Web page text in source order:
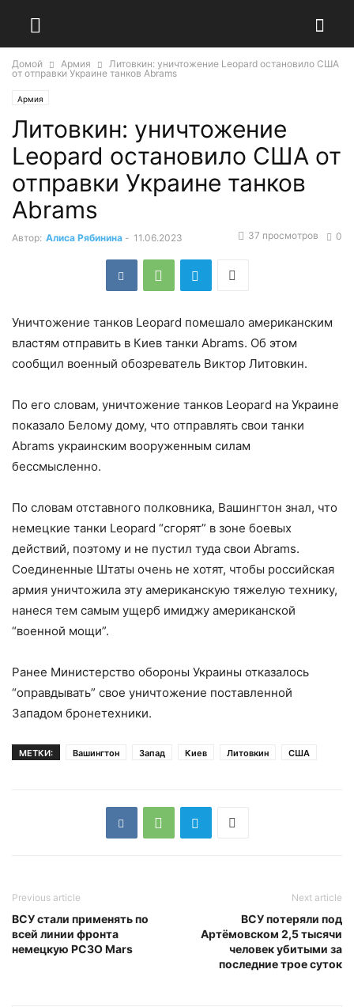
Домой Армия
Литовкин: уничтожение Leopard остановило США
от отправки Украине танков Abrams
Армия
Литовкин: уничтожение
Leopard остановило США от
отправки Украине танков
Abrams
Автор: Алиса Рябинина - 11.06.2023 0
37 просмотров
Уничтожение танков Leopard помешало американским
властям отправить в Киев танки Abrams. Об этом
сообщил военный обозреватель Виктор Литовкин.
По его словам, уничтожение танков Leopard на Украине
показало Белому дому, что отправлять свои танки
Abrams украинским вооруженным силам
бессмысленно.
По словам отставного полковника, Вашингтон знал, что
немецкие танки Leopard “сгорят” в зоне боевых
действий, поэтому и не пустил туда свои Abrams.
Соединенные Штаты очень не хотят, чтобы российская
армия уничтожила эту американскую тяжелую технику,
нанеся тем самым ущерб имиджу американской
“военной мощи”.
Ранее Министерство обороны Украины отказалось
“оправдывать” свое уничтожение поставленной
Западом бронетехники.
МЕТКИ: Вашингтон Запад Киев Литовкин США
Previous article
ВСУ стали применять по
всей линии фронта
немецкую РСЗО Mars
Next article
ВСУ потеряли под
Артёмовском 2,5 тысячи
человек убитыми за
последние трое суток